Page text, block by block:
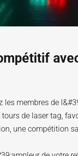
les membres de
de laser tag,
une compétition